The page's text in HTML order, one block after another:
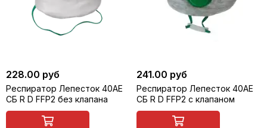
228.00 руб
Респиратор Лепесток 40АЕ
СБ R D FFP2 без клапана
241.00 руб
Респиратор Лепесток 40АЕ
СБ R D FFP2 с клапаном